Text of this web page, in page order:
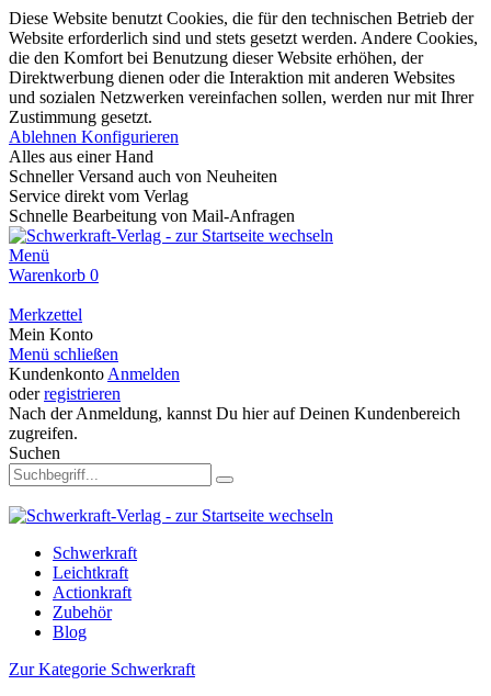
Diese Website benutzt Cookies, die für den technischen Betrieb der
Website erforderlich sind und stets gesetzt werden. Andere Cookies,
die den Komfort bei Benutzung dieser Website erhöhen, der
Direktwerbung dienen oder die Interaktion mit anderen Websites
und sozialen Netzwerken vereinfachen sollen, werden nur mit Ihrer
Zustimmung gesetzt.
Ablehnen Konfigurieren
Alles aus einer Hand
Schneller Versand auch von Neuheiten
Service direkt vom Verlag
Schnelle Bearbeitung von Mail-Anfragen
Menü
Warenkorb 0
Merkzettel
Mein Konto
Menü schließen
Kundenkonto Anmelden
oderregistrieren
Nach der Anmeldung, kannst Du hier auf Deinen Kundenbereich
zugreifen.
Suchen
Schwerkraft
Leichtkraft
Actionkraft
Zubehör
Blog
Zur Kategorie Schwerkraft